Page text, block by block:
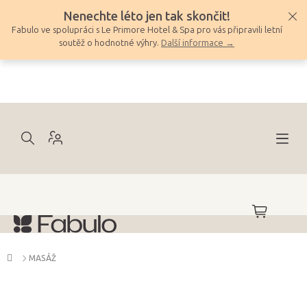
obsah
Nenechte léto jen tak skončit!
Fabulo ve spolupráci s Le Primore Hotel & Spa pro vás připravili letní
soutěž o hodnotné výhry. Další informace →
NÁKUPNÍ
KOŠÍK
Domů
MASÁŽ